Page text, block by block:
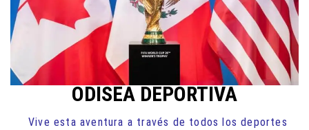
ODISEA DEPORTIVA
Vive esta aventura a través de todos los deportes